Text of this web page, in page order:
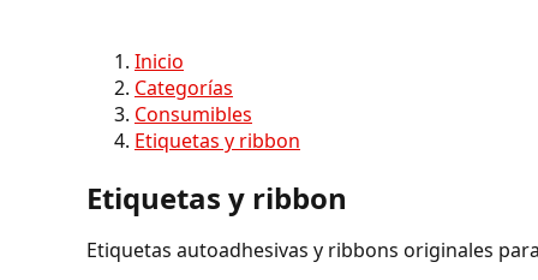
Inicio
Categorías
Consumibles
Etiquetas y ribbon
Etiquetas y ribbon
Etiquetas autoadhesivas y ribbons originales